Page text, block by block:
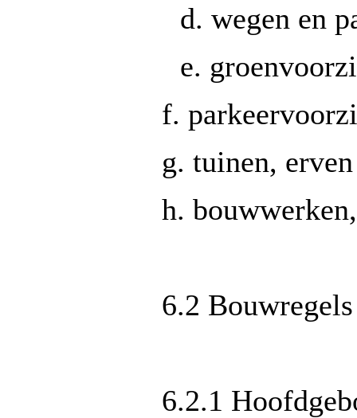
d. wegen en
e.
f.
g. tuinen,
h.
6.2 Bouwregels
6.2.1